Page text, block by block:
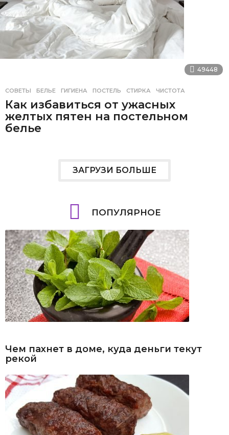
49448
СОВЕТЫ БЕЛЬЕ ,ГИГИЕНА ,ПОСТЕЛЬ ,СТИРКА ,ЧИСТОТА
Как избавиться от ужасных
желтых пятен на постельном
белье
ЗАГРУЗИ БОЛЬШЕ
ПОПУЛЯРНОЕ
Чем пахнет в доме, куда деньги текут
рекой